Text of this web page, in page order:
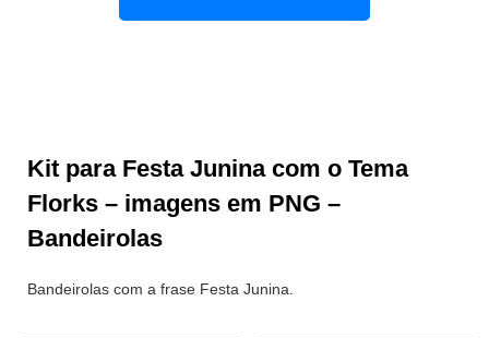
Kit para Festa Junina com o Tema
Florks – imagens em PNG –
Bandeirolas
Bandeirolas com a frase Festa Junina.